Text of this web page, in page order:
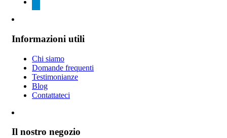
Informazioni utili
Chi siamo
Domande frequenti
Testimonianze
Blog
Contattateci
Il nostro negozio